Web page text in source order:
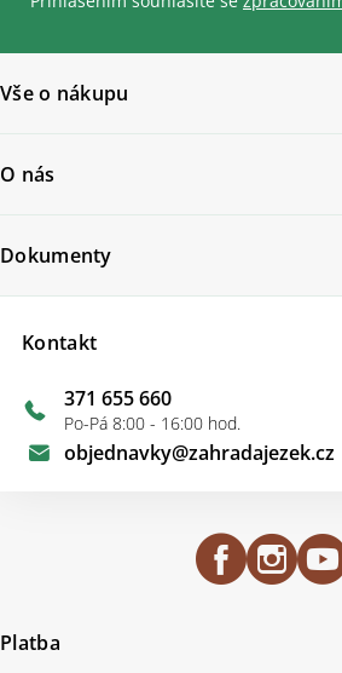
Vše o nákupu
O nás
Kontakt
objednavky@zahradajezek.cz
371 655 660
Po-Pá 8:00 - 16:00 hod.
Dokumenty
Platba